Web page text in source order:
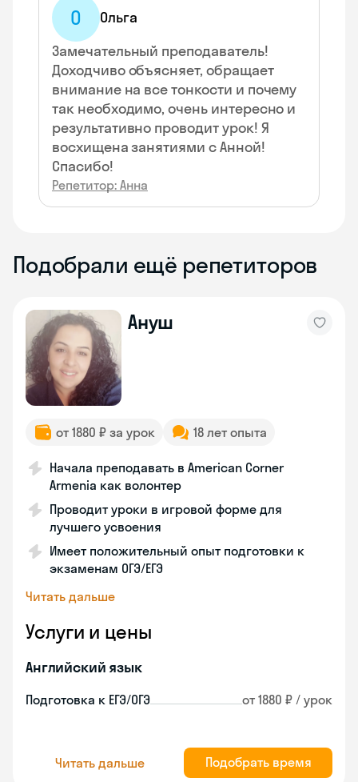
О
Ольга
Замечательный преподаватель!
Доходчиво объясняет, обращает
внимание на все тонкости и почему
так необходимо, очень интересно и
результативно проводит урок! Я
восхищена занятиями с Анной!
Спасибо!
Репетитор: Анна
Подобрали ещё репетиторов
Ануш
от 1880 ₽ за урок 18 лет опыта
Начала преподавать в American Corner
Armenia как волонтер
Проводит уроки в игровой форме для
лучшего усвоения
Имеет положительный опыт подготовки к
экзаменам ОГЭ/ЕГЭ
Читать дальше
Услуги и цены
Английский язык
Подготовка к ЕГЭ/ОГЭ от 1880 ₽ / урок
Читать дальше Подобрать время